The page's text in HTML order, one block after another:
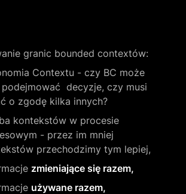
granic bounded contextów:
Contextu - czy BC może
podejmować  decyzje, czy musi
o zgodę kilka innych?
kontekstów w procesie
- przez im mniej
przechodzimy tym lepiej,
zmieniające się razem,
używane razem,